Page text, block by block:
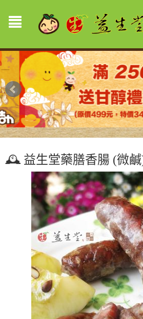
🕰️ 益生堂藥膳香腸 (微鹹